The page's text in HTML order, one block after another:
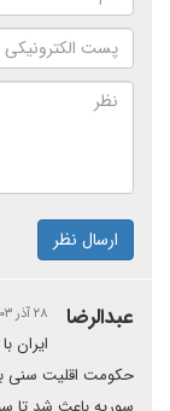
ارسال نظر
عبدالرضا ۲۸ آذر ۱۴۰۳ | ۱۷:۱۵
ایران
حکومت اقلیت سنی